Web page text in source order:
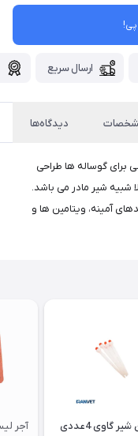
ارسال سریع
دیدگاه‌ها
برای گوساله ها طراحی
شبیه شیر مادر می باشد.
آمینه، ویتامین ها و
گاوی 4عددی
آجر